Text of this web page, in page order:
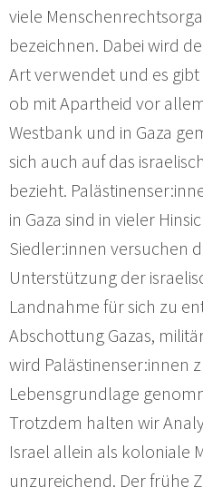
viele
bezeichnen. Dabei wird
Art verwendet und es
ob mit Apartheid vor
Westbank und in Gaza
sich auch auf das
bezieht.
in Gaza sind in vieler
Siedler:innen versuchen
Unterstützung der
Landnahme für sich zu
Abschottung Gazas,
wird Palästinenser:innen
Lebensgrundlage
Trotzdem halten wir
Israel allein als koloniale
unzureichend. Der frühe